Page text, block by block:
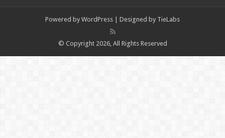
Powered by WordPress | Designed by TieLabs
© Copyright 2026, All Rights Reserved